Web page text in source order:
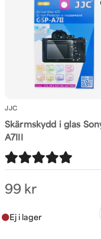
JJC
Skärmskydd i glas
A7III
99 kr
Mejladress
Ja, ni får